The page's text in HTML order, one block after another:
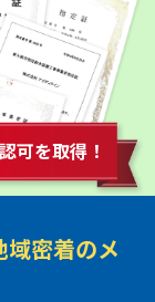
可を取得！
域密着のメ